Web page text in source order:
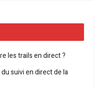
les trails en direct ?
suivi en direct de la